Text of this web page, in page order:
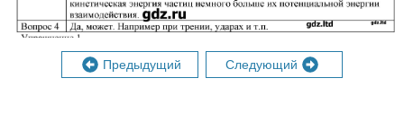
Предыдущий Следующий